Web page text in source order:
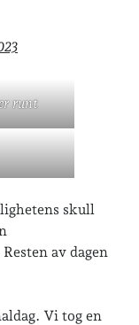
runt
skull
av dagen
Vi tog en